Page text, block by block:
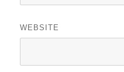
WEBSITE